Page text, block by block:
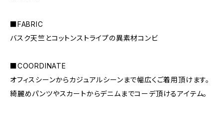
■FABRIC
バスク天竺とコットンストライプの異素材コンビ
■COORDINATE
オフィスシーンからカジュアルシーンまで幅広くご着用頂けます。
綺麗めパンツやスカートからデニムまでコーデ頂けるアイテム。